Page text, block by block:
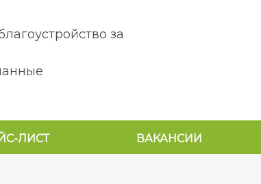
за
ЛИСТ ВАКАНСИИ